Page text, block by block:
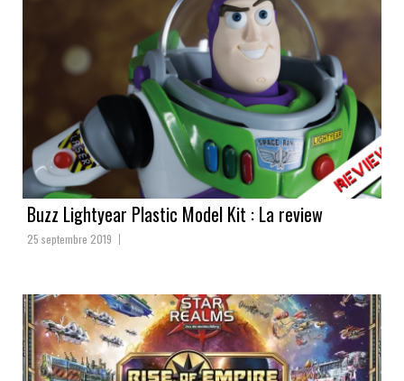
Buzz Lightyear Plastic Model Kit : La review
25 septembre 2019